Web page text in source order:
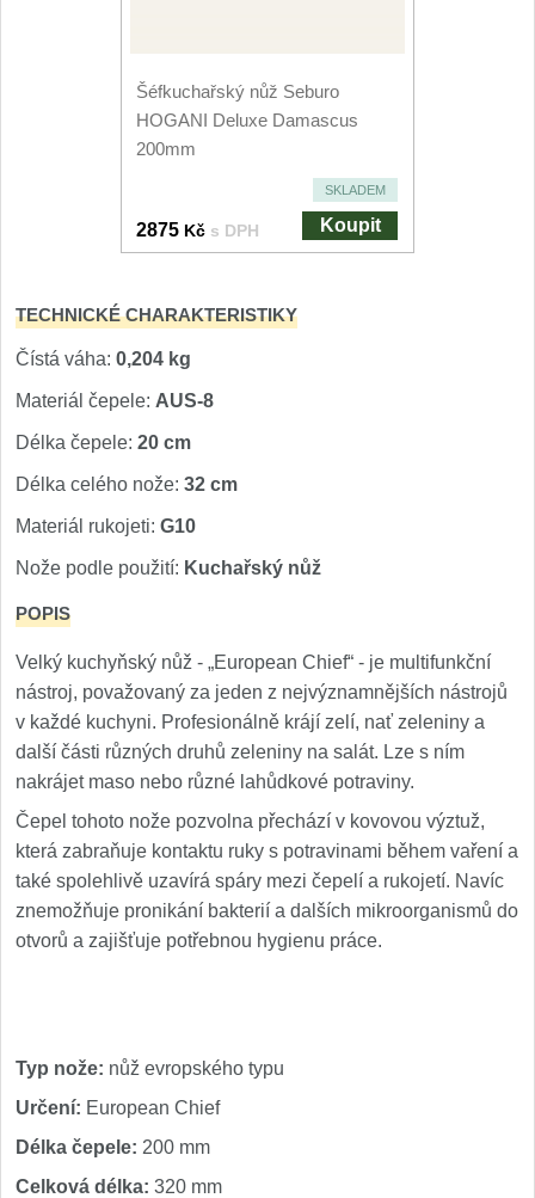
Nože Seburo SUBAJA 92
Nože Seburo HOKORI
Nože Seburo WEST
Nože Tojiro
Nože Tojiro Shippu
Nože Tojiro Zen 1
Nože Samura
Nože Samura MO-V 4
Nože Samura Bamboo
Ostřiče nožů V-Sharp
Brousky na nože
Doplňky a díly
Doprodej 11
Dárky
Šéfkuchařský nůž Seburo
HOGANI Deluxe Damascus
200mm
SKLADEM
2875 Kč s DPH Koupit
TECHNICKÉ CHARAKTERISTIKY
Čístá váha: 0,204 kg
Materiál čepele: AUS-8
Délka čepele: 20 cm
Délka celého nože: 32 cm
Materiál rukojeti: G10
Nože podle použití: Kuchařský nůž
POPIS
Velký kuchyňský nůž - „European Chief“ - je multifunkční
nástroj, považovaný za jeden z nejvýznamnějších nástrojů
v každé kuchyni. Profesionálně krájí zelí, nať zeleniny a
další části různých druhů zeleniny na salát. Lze s ním
nakrájet maso nebo různé lahůdkové potraviny.
Čepel tohoto nože pozvolna přechází v kovovou výztuž,
která zabraňuje kontaktu ruky s potravinami během vaření a
také spolehlivě uzavírá spáry mezi čepelí a rukojetí. Navíc
znemožňuje pronikání bakterií a dalších mikroorganismů do
otvorů a zajišťuje potřebnou hygienu práce.
Typ nože: nůž evropského typu
Určení: European Chief
Délka čepele: 200 mm
Celková délka: 320 mm